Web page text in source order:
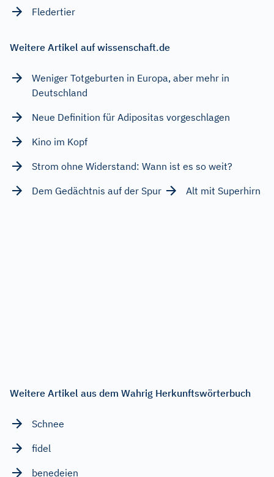
Fledertier
Weitere Artikel auf wissenschaft.de
Weniger Totgeburten in Europa, aber mehr in
Deutschland
Neue Definition für Adipositas vorgeschlagen
Kino im Kopf
Strom ohne Widerstand: Wann ist es so weit?
Dem Gedächtnis auf der Spur
Alt mit Superhirn
Weitere Artikel aus dem Wahrig Herkunftswörterbuch
Schnee
fidel
benedeien